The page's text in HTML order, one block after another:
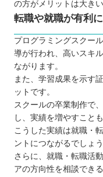
の方がメリットは大き
転職や就職が有利
プログラミングスクー
導が行われ、高いスキ
ながります。
また、学習成果を示す
ットです。
スクールの卒業制作で
し、実績を増やすこと
こうした実績は就職・
ントにつながるでしょう
さらに、就職・転職活
アの方向性を相談でき